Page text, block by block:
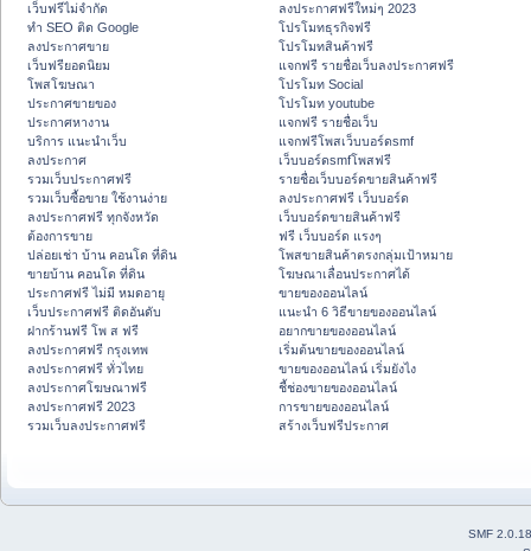
เว็บฟรีไม่จำกัด
ทำ SEO ติด Google
ลงประกาศขาย
เว็บฟรียอดนิยม
โพสโฆษณา
ประกาศขายของ
ประกาศหางาน
บริการ แนะนำเว็บ
ลงประกาศ
รวมเว็บประกาศฟรี
รวมเว็บซื้อขาย ใช้งานง่าย
ลงประกาศฟรี ทุกจังหวัด
ต้องการขาย
ปล่อยเช่า บ้าน คอนโด ที่ดิน
ขายบ้าน คอนโด ที่ดิน
ประกาศฟรี ไม่มี หมดอายุ
เว็บประกาศฟรี ติดอันดับ
ฝากร้านฟรี โพ ส ฟรี
ลงประกาศฟรี กรุงเทพ
ลงประกาศฟรี ทั่วไทย
ลงประกาศโฆษณาฟรี
ลงประกาศฟรี 2023
รวมเว็บลงประกาศฟรี
ลงประกาศฟรีใหม่ๆ 2023
โปรโมทธุรกิจฟรี
โปรโมทสินค้าฟรี
แจกฟรี รายชื่อเว็บลงประกาศฟรี
โปรโมท Social
โปรโมท youtube
แจกฟรี รายชื่อเว็บ
แจกฟรีโพสเว็บบอร์ดsmf
เว็บบอร์ดsmfโพสฟรี
รายชื่อเว็บบอร์ดขายสินค้าฟรี
ลงประกาศฟรี เว็บบอร์ด
เว็บบอร์ดขายสินค้าฟรี
ฟรี เว็บบอร์ด แรงๆ
โพสขายสินค้าตรงกลุ่มเป้าหมาย
โฆษณาเลื่อนประกาศได้
ขายของออนไลน์
แนะนำ 6 วิธีขายของออนไลน์
อยากขายของออนไลน์
เริ่มต้นขายของออนไลน์
ขายของออนไลน์ เริ่มยังไง
ชี้ช่องขายของออนไลน์
การขายของออนไลน์
สร้างเว็บฟรีประกาศ
SMF 2.0.18